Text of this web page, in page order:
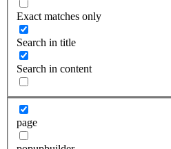
Exact matches only
Search in title
Search in content
page